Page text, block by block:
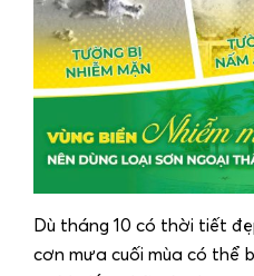
Dù tháng 10 có thời tiết
cơn mưa cuối mùa có thể